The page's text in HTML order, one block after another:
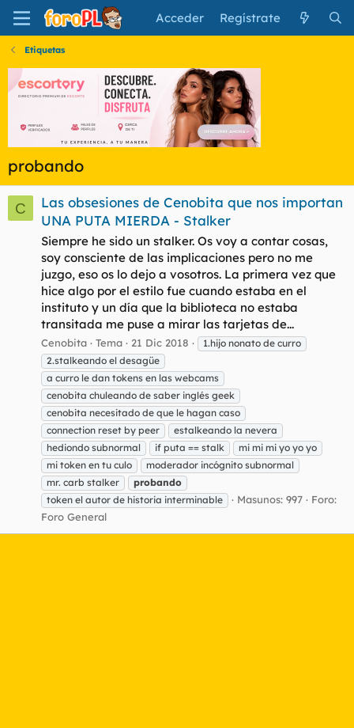
Acceder Regístrate
Etiquetas
probando
C
Las obsesiones de Cenobita que nos importan
UNA PUTA MIERDA - Stalker
Siempre he sido un stalker. Os voy a contar cosas,
soy consciente de las implicaciones pero no me
juzgo, eso os lo dejo a vosotros. La primera vez que
hice algo por el estilo fue cuando estaba en el
instituto y un día que la biblioteca no estaba
transitada me puse a mirar las tarjetas de...
Cenobita Tema 21 Dic 2018
1.hijo nonato de curro
2.stalkeando el desagüe
a curro le dan tokens en las webcams
cenobita chuleando de saber inglés geek
cenobita necesitado de que le hagan caso
connection reset by peer
estalkeando la nevera
hediondo subnormal
if puta == stalk
mi mi mi yo yo yo
mi token en tu culo
moderador incógnito subnormal
mr. carb stalker
probando
token el autor de historia interminable
Masunos: 997
Foro:
Foro General